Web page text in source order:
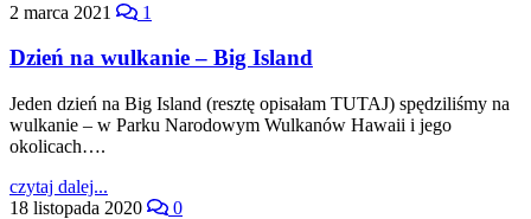
2 marca 2021 1
Dzień na wulkanie – Big Island
Jeden dzień na Big Island (resztę opisałam TUTAJ) spędziliśmy na
wulkanie – w Parku Narodowym Wulkanów Hawaii i jego
okolicach….
czytaj dalej...
18 listopada 2020
0